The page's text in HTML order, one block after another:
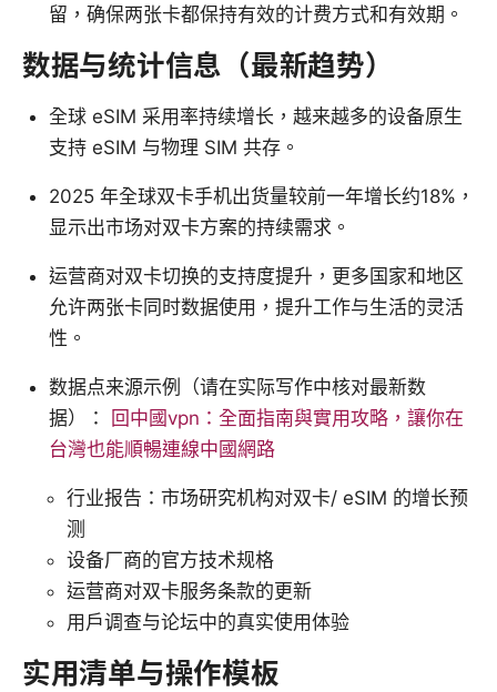
留，确保两张卡都保持有效的计费方式和有效期。
数据与统计信息（最新趋势）
全球 eSIM 采用率持续增长，越来越多的设备原生
支持 eSIM 与物理 SIM 共存。
2025 年全球双卡手机出货量较前一年增长约18%，
显示出市场对双卡方案的持续需求。
运营商对双卡切换的支持度提升，更多国家和地区
允许两张卡同时数据使用，提升工作与生活的灵活
性。
数据点来源示例（请在实际写作中核对最新数
据）：
回中國vpn：全面指南與實用攻略，讓你在
台灣也能順暢連線中國網路
行业报告：市场研究机构对双卡/ eSIM 的增长预
测
设备厂商的官方技术规格
运营商对双卡服务条款的更新
用户调查与论坛中的真实使用体验
实用清单与操作模板